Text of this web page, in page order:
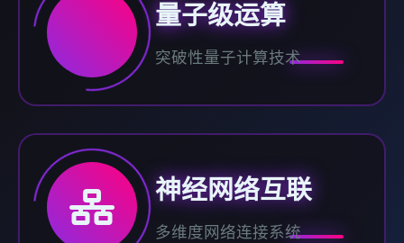
量子级运算
突破性量子计算技术
神经网络互联
多维度网络连接系统